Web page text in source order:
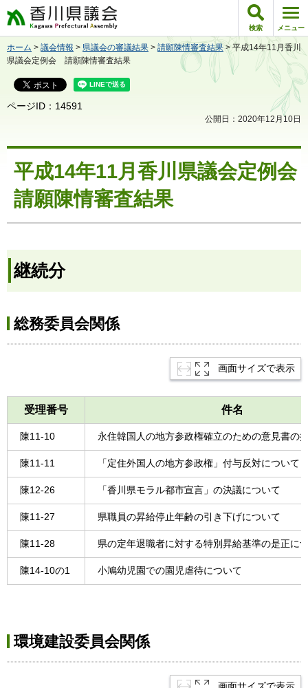
香川県議会 検索 メニュー
ホーム > 議会情報 > 県議会の審議結果 > 請願陳情審査結果 > 平成14年11月香川
県議会定例会 請願陳情審査結果
ページID：14591
公開日：2020年12月10日
平成14年11月香川県議会定例会
請願陳情審査結果
継続分
総務委員会関係
画面サイズで表示
受理番号 件名
陳11-10 永住韓国人の地方参政権確立のための意見書の
陳11-11 「定住外国人の地方参政権」付与反対について
陳12-26 「香川県モラル都市宣言」の決議について
陳11-27 県職員の昇給停止年齢の引き下げについて
陳11-28 県の定年退職者に対する特別昇給基準の是正に
陳14-10の1 小鳩幼児園での園児虐待について
環境建設委員会関係
画面サイズで表示